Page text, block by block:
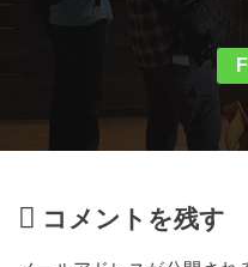
コメントを残す